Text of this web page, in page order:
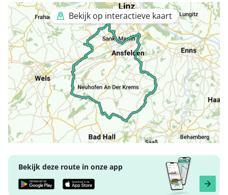
Bekijk op interactieve kaart
Bekijk deze route in onze app